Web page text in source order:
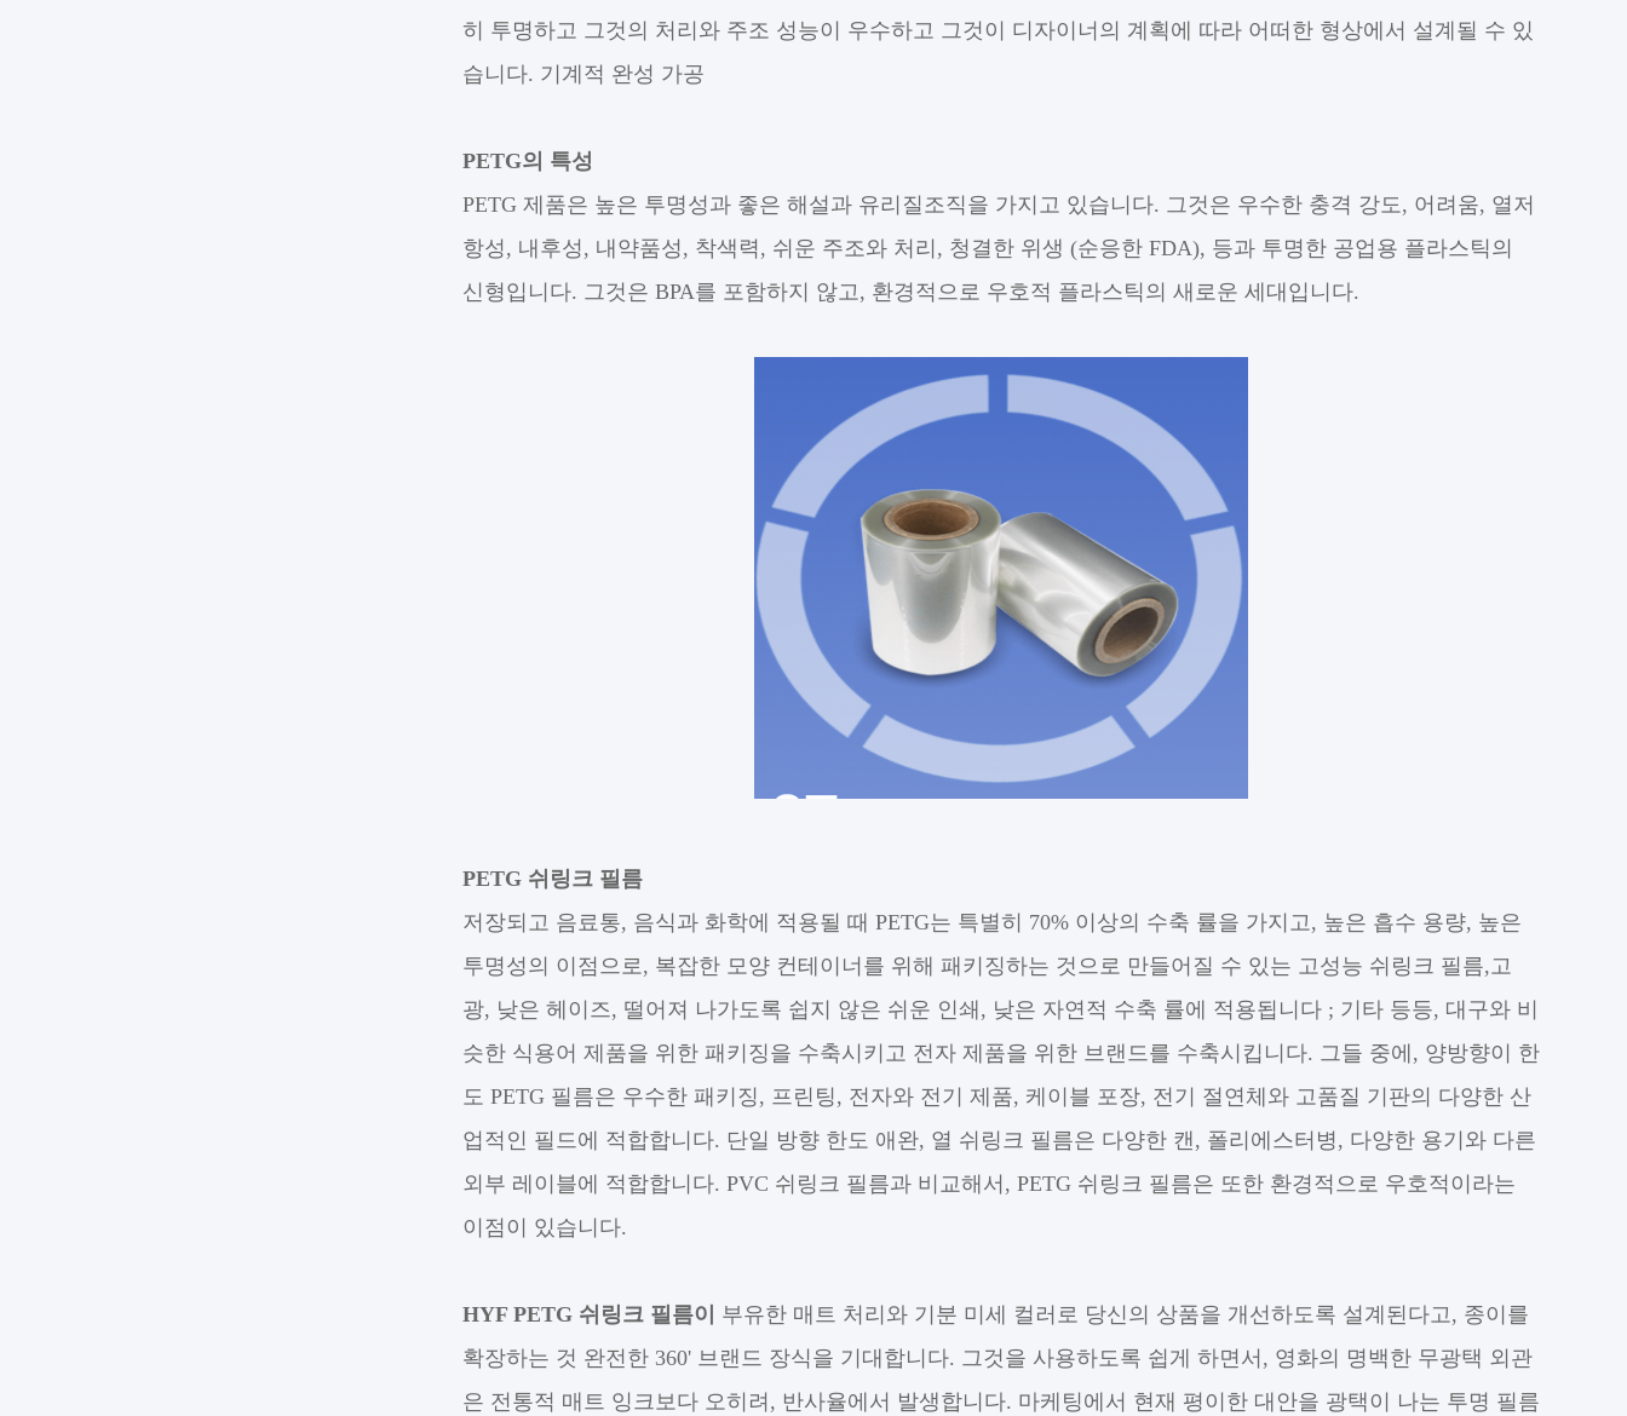
히 투명하고 그것의 처리와 주조 성능이 우수하고 그것이 디자이너의 계획에 따라 어떠한 형상에서 설계될 수 있
습니다. 기계적 완성 가공
PETG의 특성
PETG 제품은 높은 투명성과 좋은 해설과 유리질조직을 가지고 있습니다. 그것은 우수한 충격 강도, 어려움, 열저
항성, 내후성, 내약품성, 착색력, 쉬운 주조와 처리, 청결한 위생 (순응한 FDA), 등과 투명한 공업용 플라스틱의
신형입니다. 그것은 BPA를 포함하지 않고, 환경적으로 우호적 플라스틱의 새로운 세대입니다.
PETG 쉬링크 필름
저장되고 음료통, 음식과 화학에 적용될 때 PETG는 특별히 70% 이상의 수축 률을 가지고, 높은 흡수 용량, 높은
투명성의 이점으로, 복잡한 모양 컨테이너를 위해 패키징하는 것으로 만들어질 수 있는 고성능 쉬링크 필름,고
광, 낮은 헤이즈, 떨어져 나가도록 쉽지 않은 쉬운 인쇄, 낮은 자연적 수축 률에 적용됩니다 ; 기타 등등, 대구와 비
슷한 식용어 제품을 위한 패키징을 수축시키고 전자 제품을 위한 브랜드를 수축시킵니다. 그들 중에, 양방향이 한
도 PETG 필름은 우수한 패키징, 프린팅, 전자와 전기 제품, 케이블 포장, 전기 절연체와 고품질 기판의 다양한 산
업적인 필드에 적합합니다. 단일 방향 한도 애완, 열 쉬링크 필름은 다양한 캔, 폴리에스터병, 다양한 용기와 다른
외부 레이블에 적합합니다. PVC 쉬링크 필름과 비교해서, PETG 쉬링크 필름은 또한 환경적으로 우호적이라는
이점이 있습니다.
HYF PETG 쉬링크 필름이
부유한 매트 처리와 기분 미세 컬러로 당신의 상품을 개선하도록 설계된다고, 종이를
확장하는 것 완전한 360' 브랜드 장식을 기대합니다. 그것을 사용하도록 쉽게 하면서, 영화의 명백한 무광택 외관
은 전통적 매트 잉크보다 오히려, 반사율에서 발생합니다. 마케팅에서 현재 평이한 대안을 광택이 나는 투명 필름